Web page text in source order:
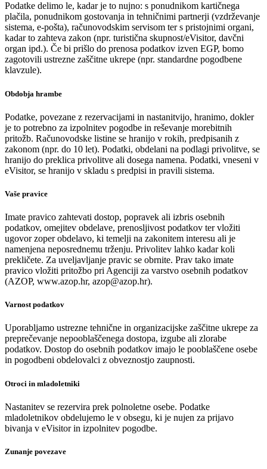
Podatke delimo le, kadar je to nujno: s ponudnikom kartičnega
plačila, ponudnikom gostovanja in tehničnimi partnerji (vzdrževanje
sistema, e-pošta), računovodskim servisom ter s pristojnimi organi,
kadar to zahteva zakon (npr. turistična skupnost/eVisitor, davčni
organ ipd.). Če bi prišlo do prenosa podatkov izven EGP, bomo
zagotovili ustrezne zaščitne ukrepe (npr. standardne pogodbene
klavzule).
Obdobja hrambe
Podatke, povezane z rezervacijami in nastanitvijo, hranimo, dokler
je to potrebno za izpolnitev pogodbe in reševanje morebitnih
pritožb. Računovodske listine se hranijo v rokih, predpisanih z
zakonom (npr. do 10 let). Podatki, obdelani na podlagi privolitve, se
hranijo do preklica privolitve ali dosega namena. Podatki, vneseni v
eVisitor, se hranijo v skladu s predpisi in pravili sistema.
Vaše pravice
Imate pravico zahtevati dostop, popravek ali izbris osebnih
podatkov, omejitev obdelave, prenosljivost podatkov ter vložiti
ugovor zoper obdelavo, ki temelji na zakonitem interesu ali je
namenjena neposrednemu trženju. Privolitev lahko kadar koli
prekličete. Za uveljavljanje pravic se obrnite. Prav tako imate
pravico vložiti pritožbo pri Agenciji za varstvo osebnih podatkov
(AZOP, www.azop.hr, azop@azop.hr).
Varnost podatkov
Uporabljamo ustrezne tehnične in organizacijske zaščitne ukrepe za
preprečevanje nepooblaščenega dostopa, izgube ali zlorabe
podatkov. Dostop do osebnih podatkov imajo le pooblaščene osebe
in pogodbeni obdelovalci z obveznostjo zaupnosti.
Otroci in mladoletniki
Nastanitev se rezervira prek polnoletne osebe. Podatke
mladoletnikov obdelujemo le v obsegu, ki je nujen za prijavo
bivanja v eVisitor in izpolnitev pogodbe.
Zunanje povezave